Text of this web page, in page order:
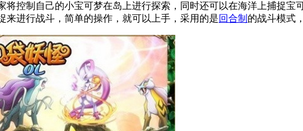
制自己的小宝可梦在岛上进行探索，同时还可以在海洋上捕捉宝
进行战斗，简单的操作，就可以上手，采用的是回合制 的战斗模式